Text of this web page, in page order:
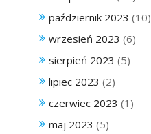
październik 2023 (10)
wrzesień 2023 (6)
sierpień 2023 (5)
lipiec 2023 (2)
czerwiec 2023 (1)
maj 2023 (5)